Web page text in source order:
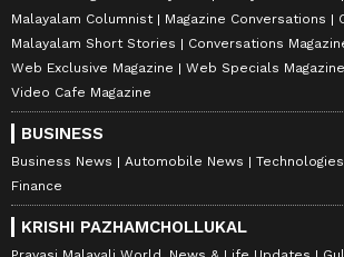
Malayalam Columnist
Magazine Conversations
Malayalam Short Stories
Conversations
Web Exclusive Magazine
Web Specials Magazine
Video Cafe Magazine
BUSINESS
Business News Automobile News Technologies
Finance
KRISHI PAZHAMCHOLLUKAL